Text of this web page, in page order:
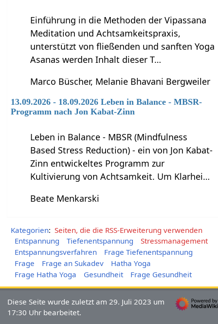
Einführung in die Methoden der Vipassana
Meditation und Achtsamkeitspraxis,
unterstützt von fließenden und sanften Yoga
Asanas werden Inhalt dieser T…
Marco Büscher, Melanie Bhavani Bergweiler
13.09.2026 - 18.09.2026 Leben in Balance - MBSR-
Programm nach Jon Kabat-Zinn
Leben in Balance - MBSR (Mindfulness
Based Stress Reduction) - ein von Jon Kabat-
Zinn entwickeltes Programm zur
Kultivierung von Achtsamkeit. Um Klarhei…
Beate Menkarski
Kategorien: Seiten, die die RSS-Erweiterung verwenden
Entspannung
Tiefenentspannung
Stressmanagement
Entspannungsverfahren
Frage Tiefenentspannung
Frage
Frage an Sukadev
Hatha Yoga
Frage Hatha Yoga
Gesundheit Frage Gesundheit
Diese Seite wurde zuletzt am 29. Juli 2023 um
17:30 Uhr bearbeitet.